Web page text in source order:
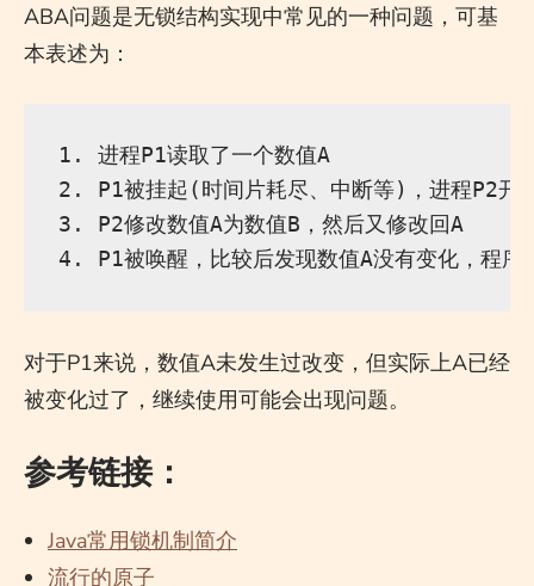
ABA问题是无锁结构实现中常见的一种问题，可基
本表述为：
1. 进程P1读取了一个数值A
2. P1被挂起(时间片耗尽、中断等)，进程P2开
3. P2修改数值A为数值B，然后又修改回A
对于P1来说，数值A未发生过改变，但实际上A已经
被变化过了，继续使用可能会出现问题。
参考链接：
Java常用锁机制简介
流行的原子